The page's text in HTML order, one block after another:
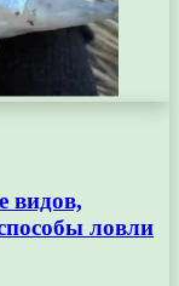
видов,
ловли